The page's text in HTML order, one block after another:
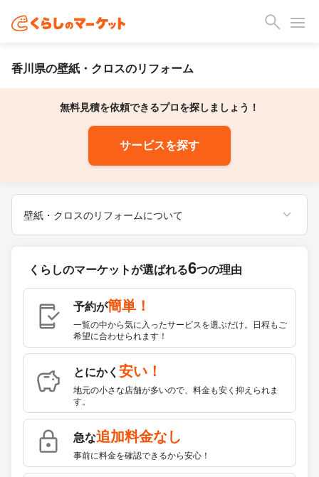
香川県の壁紙・クロスのリフォーム
無料見積を依頼できるプロを探しましょう！
サービスを探す
壁紙・クロスのリフォームについて
くらしのマーケットが選ばれる6つの理由
予約が簡単！
一覧の中から気に入ったサービスを選ぶだけ。日程もご
希望に合わせられます！
とにかく 安い！
地元の小さな店舗が多いので、料金も安く抑えられま
す。
急な追加料金なし
事前に料金を確認できるから安心！